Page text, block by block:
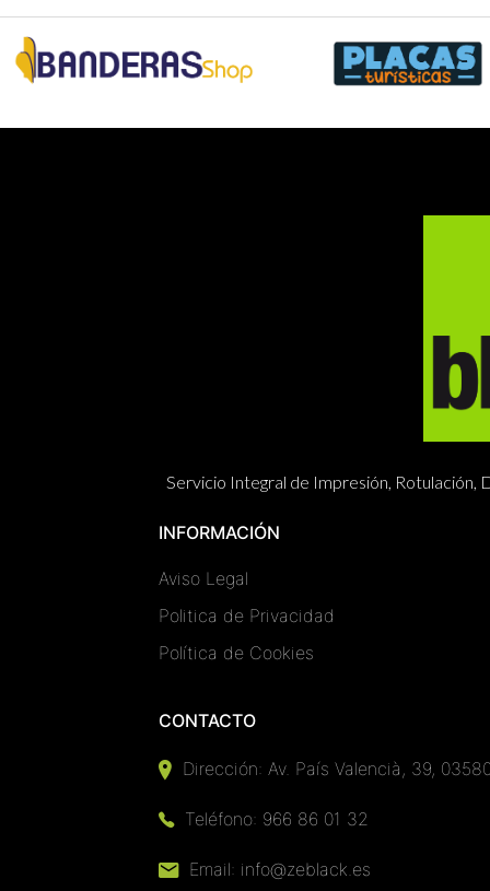
Servicio Integral de Impresión, Rotulación,
INFORMACIÓN
Aviso Legal
Politica de Privacidad
Política de Cookies
CONTACTO
Dirección: Av. País Valencià, 39,
Teléfono: 966 86 01 32
Email: info@zeblack.es